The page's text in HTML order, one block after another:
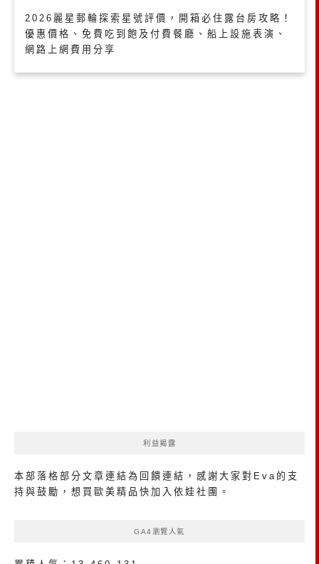
2026麗星郵輪探索星號評價，開箱必住露台房攻略！
優惠價格、免費吃到飽及付費餐廳、船上設施表演、
網路上網費用分享
利益揭露
本部落格部分文章連結為回饋連結，感謝大家對Eva的支
持與鼓勵，想買歐美精品 快加入依娃社團 。
GA4瀏覽人氣